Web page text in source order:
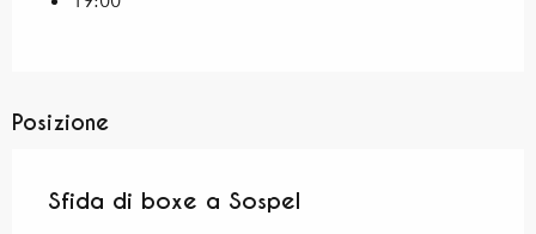
Posizione
Sfida di boxe a Sospel